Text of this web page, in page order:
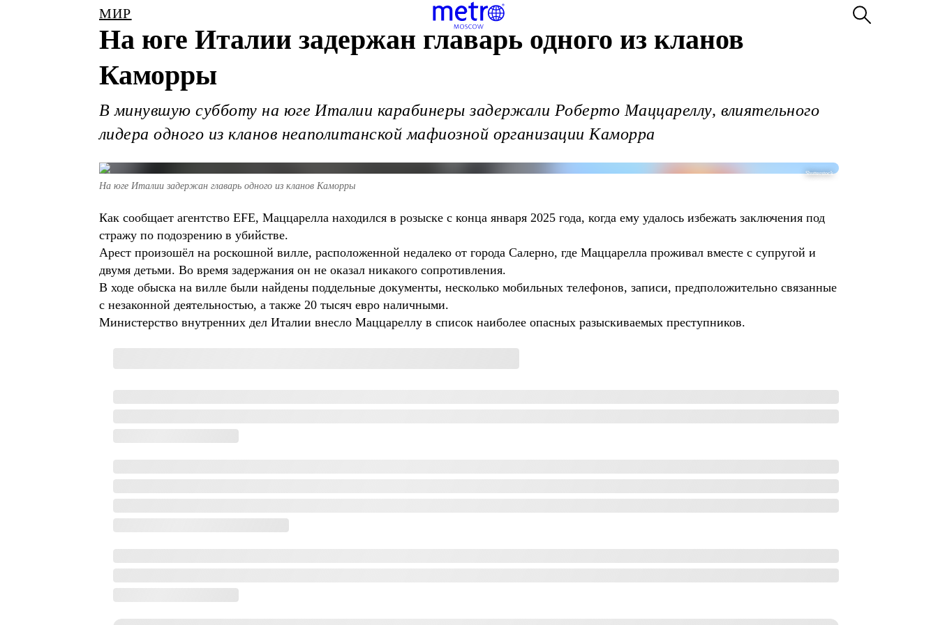
МИР
На юге Италии задержан главарь одного из кланов
Каморры
В минувшую субботу на юге Италии карабинеры задержали Роберто Маццареллу, влиятельного
лидера одного из кланов неаполитанской мафиозной организации Каморра
Shutterstock
На юге Италии задержан главарь одного из кланов Каморры
Как сообщает агентство EFE, Маццарелла находился в розыске с конца января 2025 года, когда ему удалось избежать заключения под
стражу по подозрению в убийстве.
Арест произошёл на роскошной вилле, расположенной недалеко от города Салерно, где Маццарелла проживал вместе с супругой и
двумя детьми. Во время задержания он не оказал никакого сопротивления.
В ходе обыска на вилле были найдены поддельные документы, несколько мобильных телефонов, записи, предположительно связанные
с незаконной деятельностью, а также 20 тысяч евро наличными.
Министерство внутренних дел Италии внесло Маццареллу в список наиболее опасных разыскиваемых преступников.